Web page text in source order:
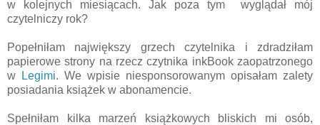
w kolejnych miesiącach. Jak poza tym wyglądał mój
czytelniczy rok?
Popełniłam największy grzech czytelnika i zdradziłam
papierowe strony na rzecz czytnika inkBook zaopatrzonego
w
Legimi. We wpisie niesponsorowanym opisałam zalety
posiadania książek w abonamencie.
Spełniłam kilka marzeń książkowych bliskich mi osób,